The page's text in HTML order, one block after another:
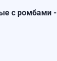
с ромбами -